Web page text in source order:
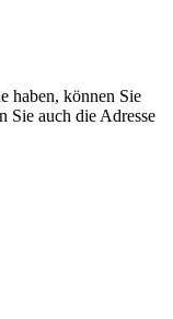
haben, können Sie
Sie auch die Adresse